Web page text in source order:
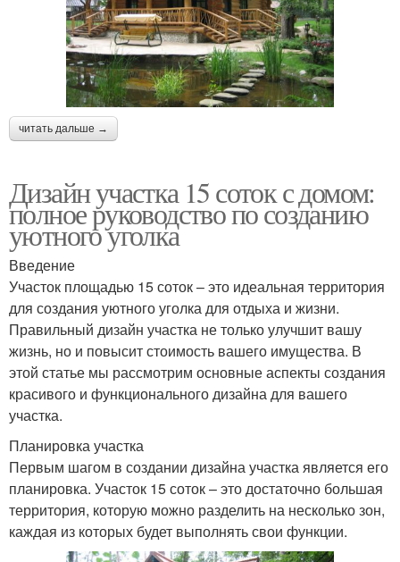
читать дальше →
Дизайн участка 15 соток с домом:
полное руководство по созданию
уютного уголка
Введение
Участок площадью 15 соток – это идеальная территория
для создания уютного уголка для отдыха и жизни.
Правильный дизайн участка не только улучшит вашу
жизнь, но и повысит стоимость вашего имущества. В
этой статье мы рассмотрим основные аспекты создания
красивого и функционального дизайна для вашего
участка.
Планировка участка
Первым шагом в создании дизайна участка является его
планировка. Участок 15 соток – это достаточно большая
территория, которую можно разделить на несколько зон,
каждая из которых будет выполнять свои функции.